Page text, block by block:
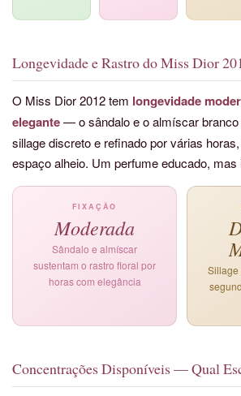
Longevidade e Rastro do Miss Dior
O Miss Dior 2012 tem longevidade
elegante— o sândalo e o almíscar
sillage discreto e refinado por várias
espaço alheio. Um perfume educado, mas
FIXAÇÃO
Moderada
Sândalo e almíscar
sustentam o rastro floral por
horas com elegância
Sillage
Concentrações Disponíveis — Qual